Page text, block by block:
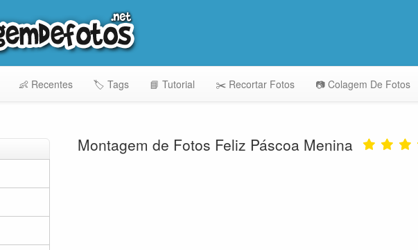
👶 Recentes 🏷️ Tags 📘 Tutorial ✂️ Recortar Fotos 📷 Colagem De Fotos
Montagem de Fotos Feliz Páscoa Menina